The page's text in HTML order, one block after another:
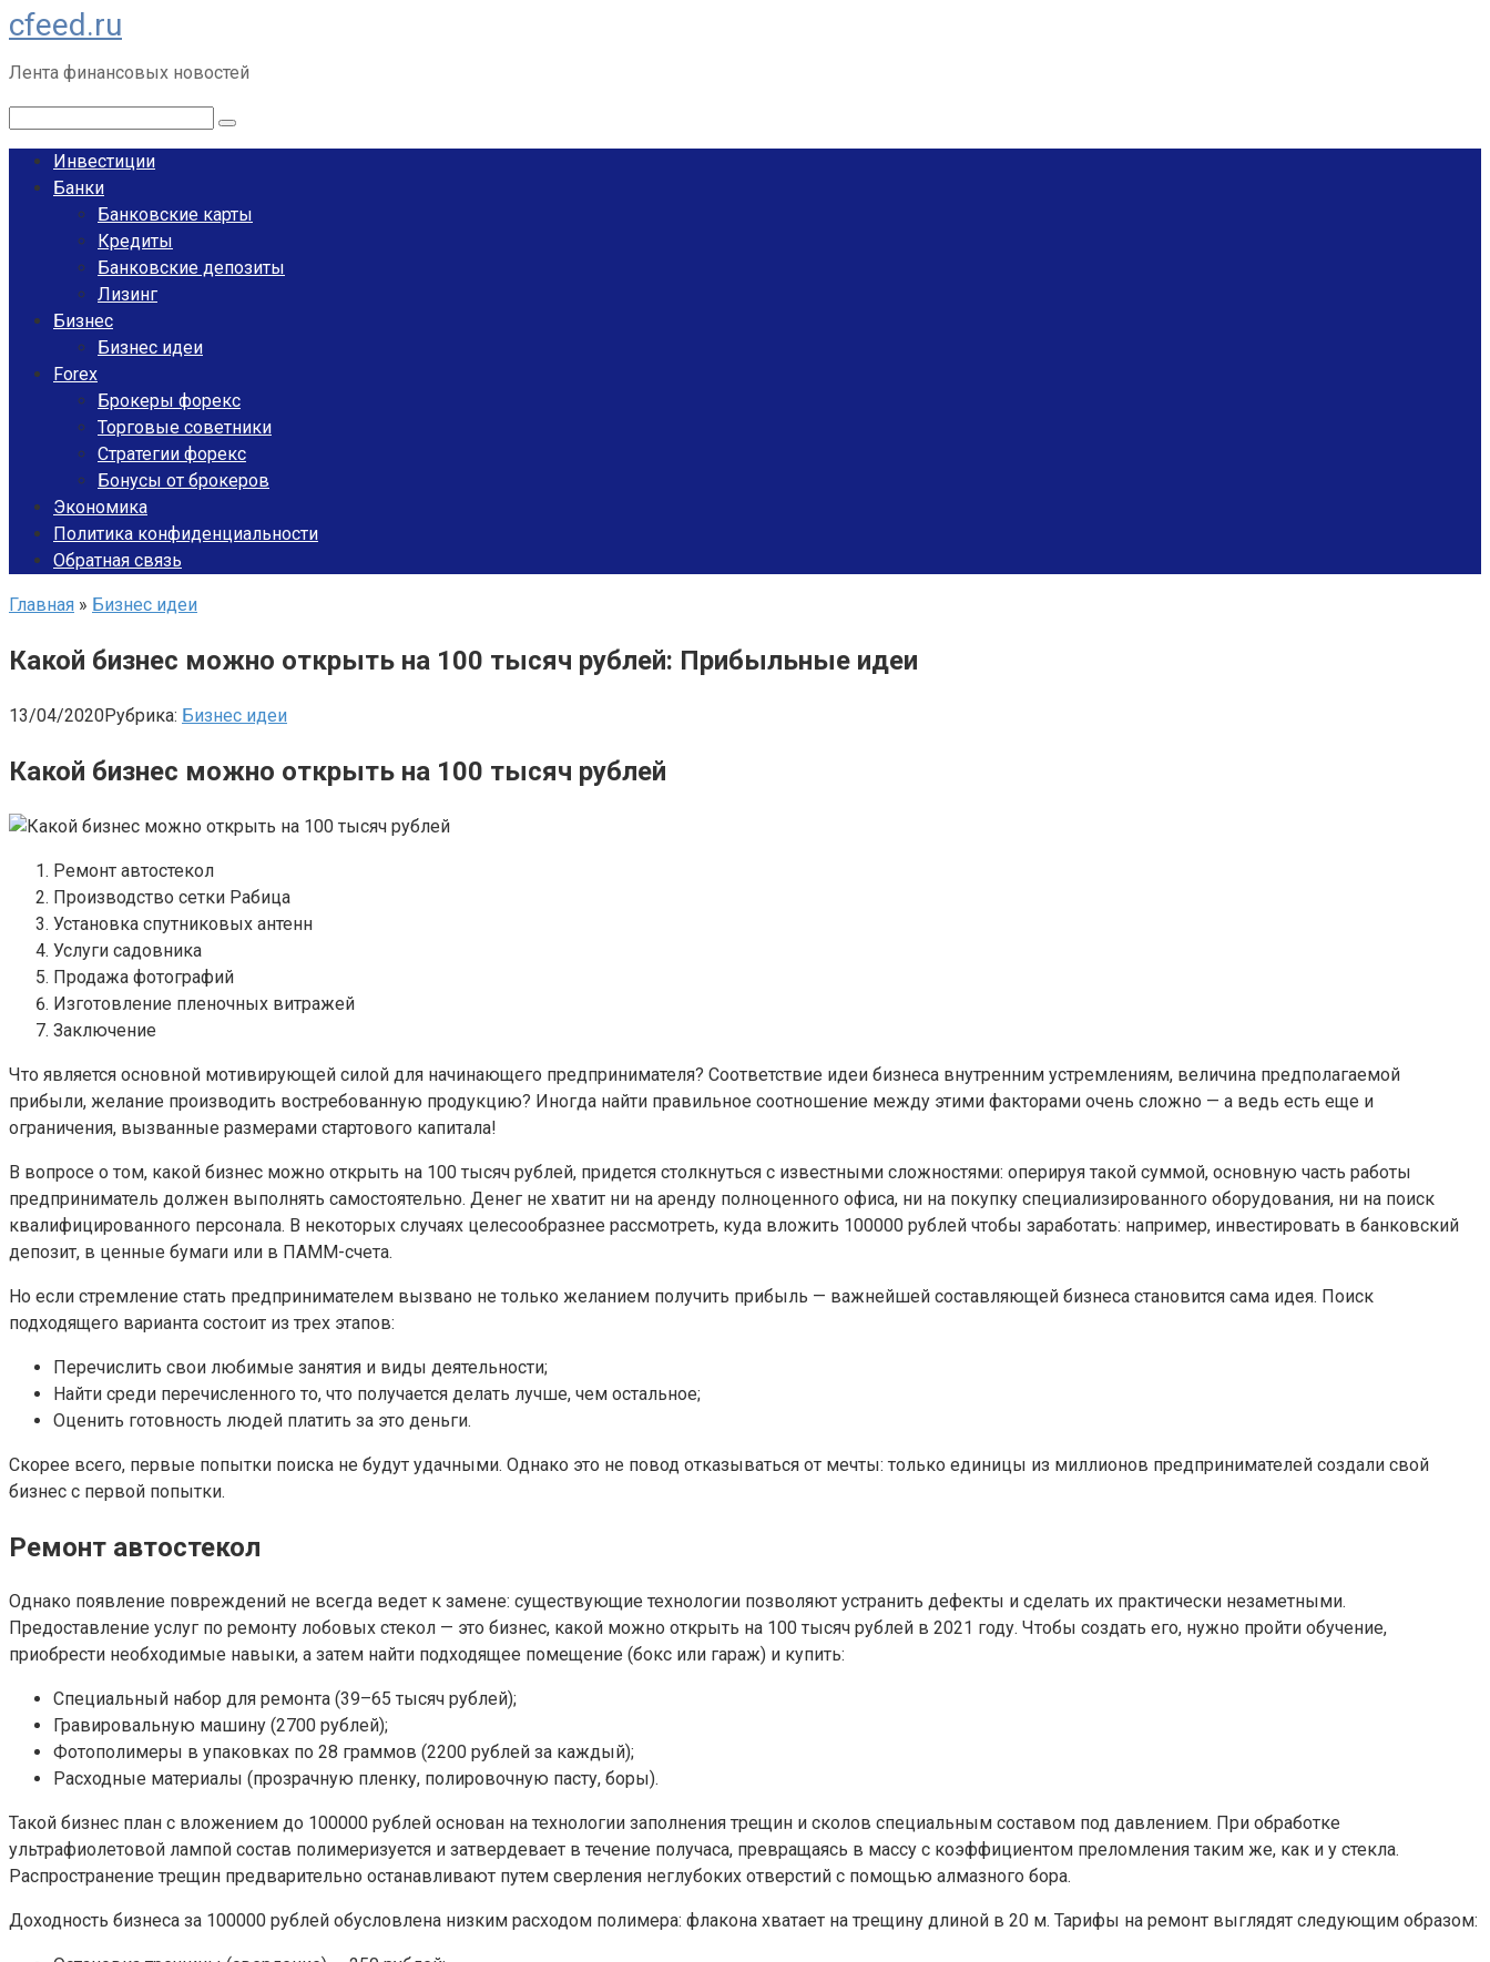
Перейти
к
контенту
cfeed.ru
Лента финансовых новостей
Инвестиции
Банки
Банковские карты
Кредиты
Банковские депозиты
Лизинг
Бизнес
Бизнес идеи
Forex
Брокеры форекс
Торговые советники
Стратегии форекс
Бонусы от брокеров
Экономика
Политика конфиденциальности
Обратная связь
Главная » Бизнес идеи
Какой бизнес можно открыть на 100 тысяч рублей: Прибыльные идеи
13/04/2020Рубрика: Бизнес идеи
Какой бизнес можно открыть на 100 тысяч рублей
Ремонт автостекол
Производство сетки Рабица
Установка спутниковых антенн
Услуги садовника
Продажа фотографий
Изготовление пленочных витражей
Заключение
Что является основной мотивирующей силой для начинающего предпринимателя? Соответствие идеи бизнеса внутренним устремлениям, величина предполагаемой
прибыли, желание производить востребованную продукцию? Иногда найти правильное соотношение между этими факторами очень сложно — а ведь есть еще и
ограничения, вызванные размерами стартового капитала!
В вопросе о том, какой бизнес можно открыть на 100 тысяч рублей, придется столкнуться с известными сложностями: оперируя такой суммой, основную часть работы
предприниматель должен выполнять самостоятельно. Денег не хватит ни на аренду полноценного офиса, ни на покупку специализированного оборудования, ни на поиск
квалифицированного персонала. В некоторых случаях целесообразнее рассмотреть, куда вложить 100000 рублей чтобы заработать: например, инвестировать в банковский
депозит, в ценные бумаги или в ПАММ-счета.
Но если стремление стать предпринимателем вызвано не только желанием получить прибыль — важнейшей составляющей бизнеса становится сама идея. Поиск
подходящего варианта состоит из трех этапов:
Перечислить свои любимые занятия и виды деятельности;
Найти среди перечисленного то, что получается делать лучше, чем остальное;
Оценить готовность людей платить за это деньги.
Скорее всего, первые попытки поиска не будут удачными. Однако это не повод отказываться от мечты: только единицы из миллионов предпринимателей создали свой
бизнес с первой попытки.
Ремонт автостекол
Однако появление повреждений не всегда ведет к замене: существующие технологии позволяют устранить дефекты и сделать их практически незаметными.
Предоставление услуг по ремонту лобовых стекол — это бизнес, какой можно открыть на 100 тысяч рублей в 2021 году. Чтобы создать его, нужно пройти обучение,
приобрести необходимые навыки, а затем найти подходящее помещение (бокс или гараж) и купить:
Специальный набор для ремонта (39–65 тысяч рублей);
Гравировальную машину (2700 рублей);
Фотополимеры в упаковках по 28 граммов (2200 рублей за каждый);
Расходные материалы (прозрачную пленку, полировочную пасту, боры).
Такой бизнес план с вложением до 100000 рублей основан на технологии заполнения трещин и сколов специальным составом под давлением. При обработке
ультрафиолетовой лампой состав полимеризуется и затвердевает в течение получаса, превращаясь в массу с коэффициентом преломления таким же, как и у стекла.
Распространение трещин предварительно останавливают путем сверления неглубоких отверстий с помощью алмазного бора.
Доходность бизнеса за 100000 рублей обусловлена низким расходом полимера: флакона хватает на трещину длиной в 20 м. Тарифы на ремонт выглядят следующим образом: